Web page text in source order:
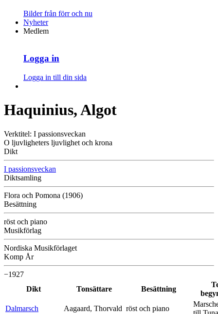
Bilder från förr och nu
Nyheter
Medlem
Logga in
Logga in till din sida
Haquinius, Algot
Verktitel: I passionsveckan
O ljuvligheters ljuvlighet och krona
Dikt
I passionsveckan
Diktsamling
Flora och Pomona (1906)
Besättning
röst och piano
Musikförlag
Nordiska Musikförlaget
Komp År
−1927
Dikt
Tonsättare Besättning
Dalmarsch
Aagaard, Thorvald röst och piano